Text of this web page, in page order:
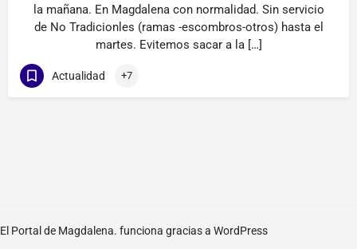
la mañana. En Magdalena con normalidad. Sin servicio
de No Tradicionles (ramas -escombros-otros) hasta el
martes. Evitemos sacar a la […]
Actualidad +7
El Portal de Magdalena. funciona gracias a WordPress